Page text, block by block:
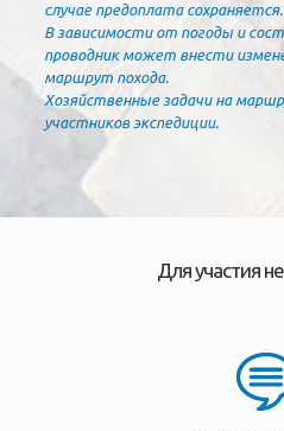
случае предоплата сохраняется.
В зависимости от погоды и
проводник может внести
маршрут похода.
Хозяйственные задачи на
участников экспедиции.
Для участия